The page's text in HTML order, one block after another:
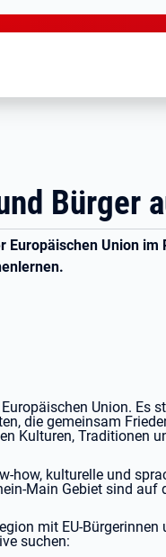
Bürger
Union im
Union. Es
die gemeinsam
Kulturen, Traditionen
how, kulturelle und
Main Gebiet sind auf
mit EU-Bürgerinnen
suchen: